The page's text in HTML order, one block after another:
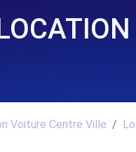
Voiture Centre Ville